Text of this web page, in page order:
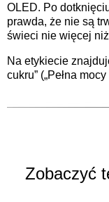
OLED. Po
prawda, że nie są
świeci nie więcej
Na etykiecie
cukru” („Pełna
Zobaczyć